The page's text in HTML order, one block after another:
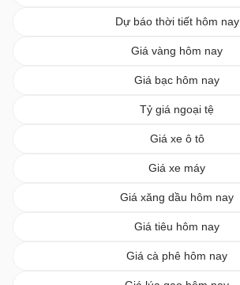
Dự báo thời tiết hôm nay
Giá vàng hôm nay
Giá bạc hôm nay
Tỷ giá ngoại tệ
Giá xe ô tô
Giá xe máy
Giá xăng dầu hôm nay
Giá tiêu hôm nay
Giá cà phê hôm nay